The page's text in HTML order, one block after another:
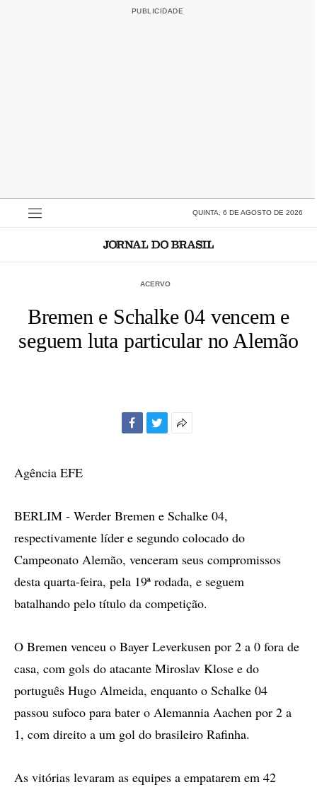
QUINTA, 6 DE AGOSTO DE 2026
ACERVO
Bremen e Schalke 04 vencem e
seguem luta particular no Alemão
Agência EFE
BERLIM - Werder Bremen e Schalke 04,
respectivamente líder e segundo colocado do
Campeonato Alemão, venceram seus compromissos
desta quarta-feira, pela 19ª rodada, e seguem
batalhando pelo título da competição.
O Bremen venceu o Bayer Leverkusen por 2 a 0 fora de
casa, com gols do atacante Miroslav Klose e do
português Hugo Almeida, enquanto o Schalke 04
passou sufoco para bater o Alemannia Aachen por 2 a
1, com direito a um gol do brasileiro Rafinha.
As vitórias levaram as equipes a empatarem em 42